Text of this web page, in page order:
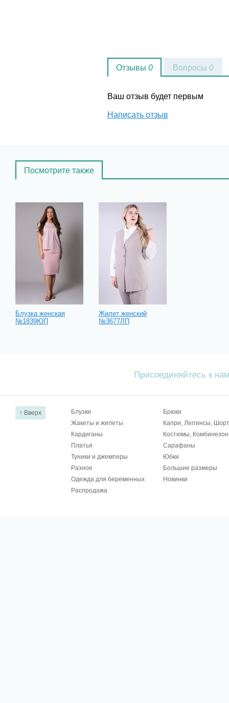
Отзывы 0
Ваш отзыв будет первым
Написать отзыв
Вопросы 0
Посмотрите также
Блузка женская
№1839ЮП
Жилет женский
№3677ЛП
Присоединяйтесь к
↑ Вверх Блузки
Брюки
Жакеты и жилеты
Капри, Леггинсы,
Кардиганы
Костюмы,
Платья
Сарафаны
Туники и джемперы
Юбки
Разное
Большие размеры
Одежда для беременных
Новинки
Распродажа